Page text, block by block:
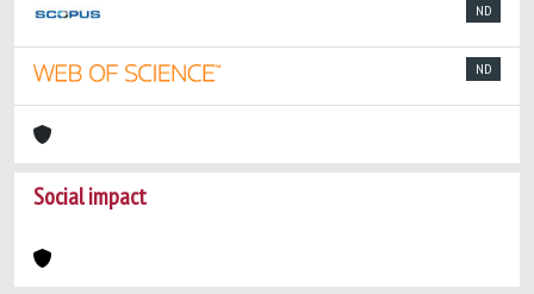
ND
ND
Social impact